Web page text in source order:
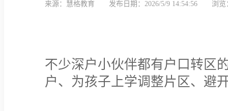
来源：慧格教育 发布日期：2026/5/9 14:54:56 浏览
不少深户小伙伴都有户口转区
户、为孩子上学调整片区、避